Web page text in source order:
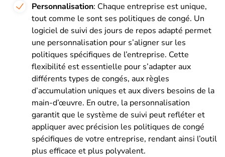
Personnalisation: Chaque entreprise est unique,
tout comme le sont ses politiques de congé. Un
logiciel de suivi des jours de repos adapté permet
une personnalisation pour s’aligner sur les
politiques spécifiques de l’entreprise. Cette
flexibilité est essentielle pour s’adapter aux
différents types de congés, aux règles
d’accumulation uniques et aux divers besoins de la
main-d’œuvre. En outre, la personnalisation
garantit que le système de suivi peut refléter et
appliquer avec précision les politiques de congé
spécifiques de votre entreprise, rendant ainsi l’outil
plus efficace et plus polyvalent.